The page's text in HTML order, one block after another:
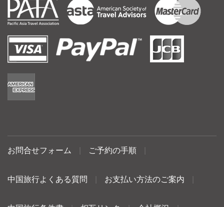
お問合せフォーム ご予約の手順
中国旅行よくある質問 お支払い方法のご案内